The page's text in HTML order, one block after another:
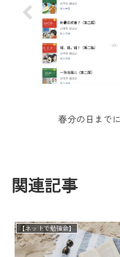
春分の日まで
関連記事
【ネットで勉強会】